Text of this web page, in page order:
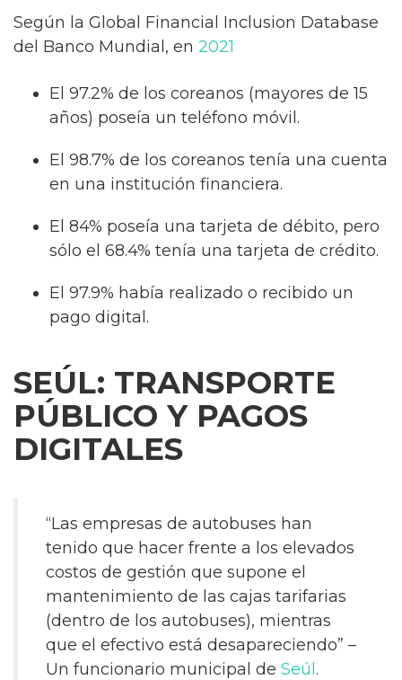
Según la Global Financial Inclusion Database
del Banco Mundial, en 2021
El 97.2% de los coreanos (mayores de 15
años) poseía un teléfono móvil.
El 98.7% de los coreanos tenía una cuenta
en una institución financiera.
El 84% poseía una tarjeta de débito, pero
sólo el 68.4% tenía una tarjeta de crédito.
El 97.9% había realizado o recibido un
pago digital.
SEÚL: TRANSPORTE
PÚBLICO Y PAGOS
DIGITALES
“Las empresas de autobuses han
tenido que hacer frente a los elevados
costos de gestión que supone el
mantenimiento de las cajas tarifarias
(dentro de los autobuses), mientras
que el efectivo está desapareciendo” –
Un funcionario municipal de Seúl.